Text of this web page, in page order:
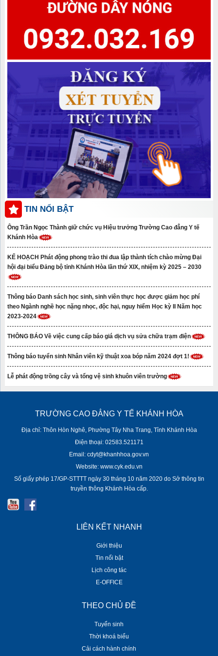
TIN NỔI BẬT
Ông Trần Ngọc Thành giữ chức vụ Hiệu trưởng Trường Cao đẳng Y tế
Khánh Hòa
KẾ HOẠCH Phát động phong trào thi đua lập thành tích chào mừng Đại
hội đại biểu Đảng bộ tỉnh Khánh Hòa lần thứ XIX, nhiệm kỳ 2025 – 2030
Thông báo Danh sách học sinh, sinh viên thực học được giảm học phí
theo Ngành nghề học nặng nhọc, độc hại, nguy hiểm Học kỳ II Năm học
2023-2024
THÔNG BÁO Về việc cung cấp báo giá dịch vụ sửa chữa trạm điện
Thông báo tuyển sinh Nhân viên kỹ thuật xoa bóp năm 2024 đợt 1!
Lễ phát động trồng cây và tổng vệ sinh khuôn viên trường
TRƯỜNG CAO ĐẲNG Y TẾ KHÁNH HÒA
Địa chỉ: Thôn Hòn Nghê, Phường Tây Nha Trang, Tỉnh Khánh Hòa
Điện thoại: 02583.521171
Email: cdyt@khanhhoa.gov.vn
Website: www.cyk.edu.vn
Số giấy phép 17/GP-STTTT ngày 30 tháng 10 năm 2020 do Sở thông tin
truyền thông Khánh Hòa cấp.
LIÊN KẾT NHANH
Giới thiệu
Tin nổi bật
Lịch công tác
E-OFFICE
THEO CHỦ ĐỀ
Tuyển sinh
Thời khoá biểu
Cải cách hành chính